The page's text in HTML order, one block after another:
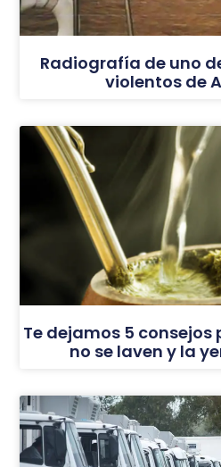
Radiografía de uno
violentos de
Te dejamos 5
no se laven y la